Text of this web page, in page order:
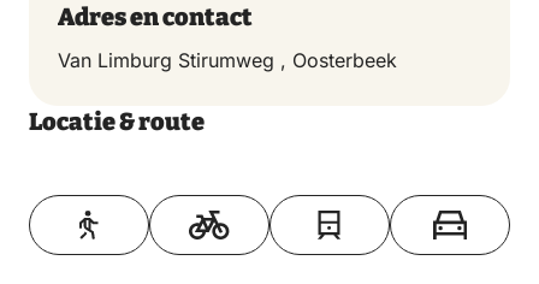
Adres en contact
Van Limburg Stirumweg , Oosterbeek
Locatie & route
Toon op kaart